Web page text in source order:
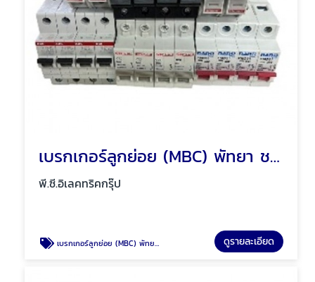
เบรกเกอร์ลูกย่อย (MBC) พัทยา ชลบุรี
พี.ซี.อิเลคทริคกรุ๊ป
เบรกเกอร์ลูกย่อย (MBC) พัทยา ชลบุรี ดูรายละเอียด